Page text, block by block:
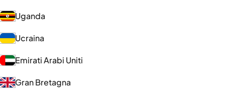
Uganda
Ucraina
Emirati Arabi Uniti
Gran Bretagna